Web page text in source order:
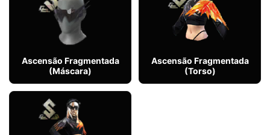
Ascensão Fragmentada
(Máscara)
Ascensão Fragmentada
(Torso)